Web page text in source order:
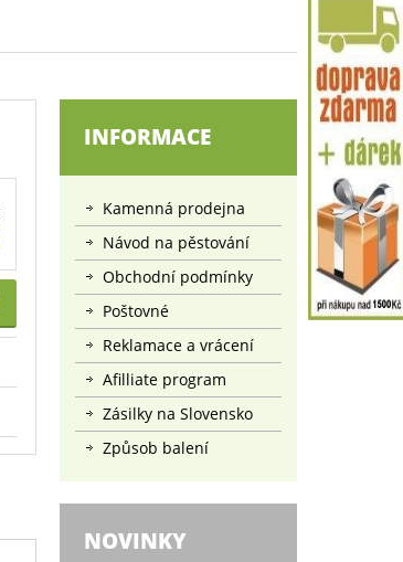
INFORMACE
Kamenná prodejna
Návod na pěstování
Obchodní podmínky
Poštovné
Reklamace a vrácení
Afilliate program
Zásilky na Slovensko
Způsob balení
NOVINKY